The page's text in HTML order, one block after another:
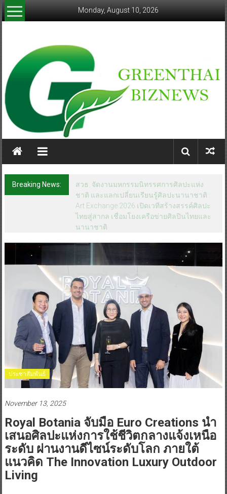
Skip
to
Monday, August 10, 2026
greenthaibiznews.com
Breaking News:
สวธ. จัดงานมหกรรมนิทรรศการศิลปะแห่ง
ชาติ และแลกเปลี่ยนเรียนรู้ศิลปะนานาชาติ :
Art Exchange 2026 เปิดเวทีสร้างสรรค์ศิลปะ
ไทยสู่สากล เชื่อมโยงเครือข่ายศิลปินไทยและ
นานาชาติ
ประชาสัมพันธ์
November 13, 2025
Royal Botania จับมือ Euro Creations นำ
เสนอศิลปะแห่งการใช้ชีวิตกลางแจ้งเหนือ
ระดับ ผ่านงานดีไซน์ระดับโลก ภายใต้
แนวคิด The Innovation Luxury Outdoor
Living